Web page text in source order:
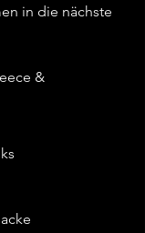
in die nächste
&